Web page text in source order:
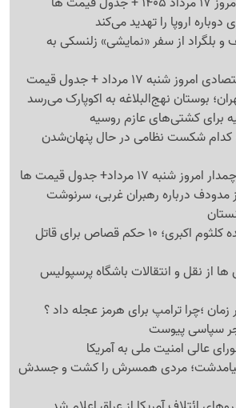
دوباره اروپا را تهدید می‌کند
بلگراد از سفر «نمایشی» زلنسکی به
17 مرداد + جدول قیمت
بوستان نهج‌البلاغه به اکوپارک می‌رسد
برای کشتی‌های عازم روسیه
کدام شکست نظامی در حال پنهان‌شدن
17 مرداد+ جدول قیمت ها
مدودف درباره رهبران غربی، سرنوشت
خبر مهم درباره پرونده کلثوم اکبری؛ 10 حکم قصاص برای قاتل
ها از نقل و انتقالات باشگاه پرسپولیس
زمان ؛چرا ترامپ برای هرمز عجله داد ؟
سپاسی پیوست
عالی امنیت ملی به آمریکا
قیامدشت؛ مردی همسرش را کشت و جسدش